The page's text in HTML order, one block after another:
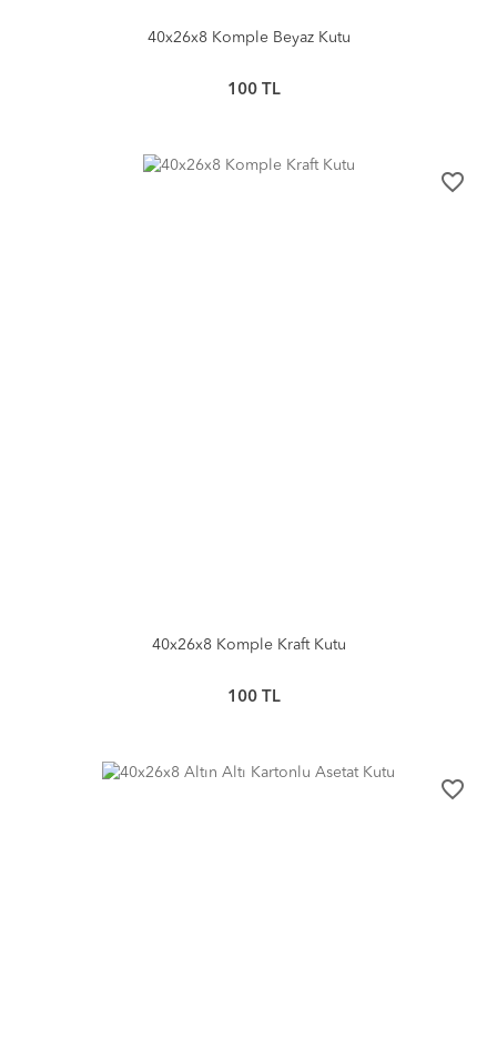
40x26x8 Komple Beyaz Kutu
100 TL
favorite_border
40x26x8 Komple Kraft Kutu
100 TL
favorite_border